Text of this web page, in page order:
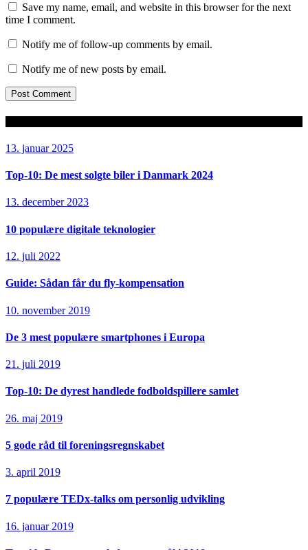
Save my name, email, and website in this browser for the next
time I comment.
Notify me of follow-up comments by email.
Notify me of new posts by email.
13. januar 2025
Top-10: De mest solgte biler i Danmark 2024
13. december 2023
10 populære digitale teknologier
12. juli 2022
Guide: Sådan får du fly-kompensation
10. november 2019
De 3 mest populære smartphones i Europa
21. juli 2019
Top-10: De dyrest handlede fodboldspillere samlet
26. maj 2019
5 gode råd til foreningsregnskabet
3. april 2019
7 populære TEDx-talks om personlig udvikling
16. januar 2019